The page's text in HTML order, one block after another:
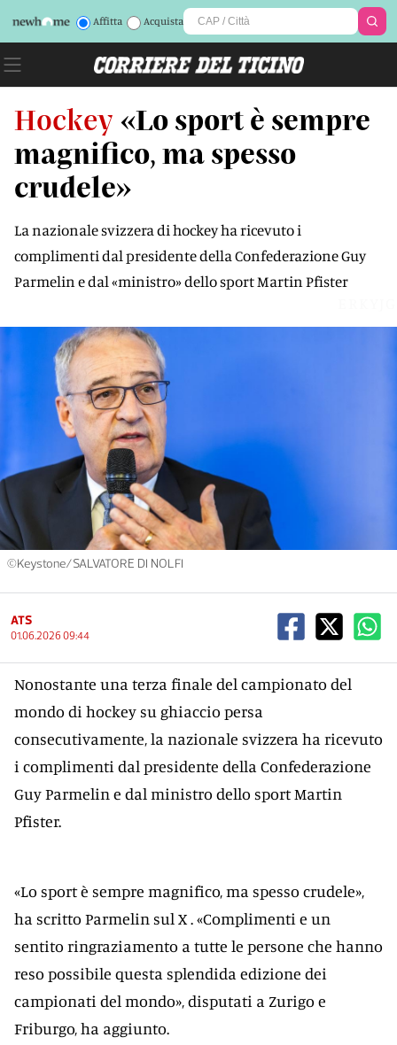
Affitta Acquista
Hockey «Lo sport è sempre
magnifico, ma spesso
crudele»
La nazionale svizzera di hockey ha ricevuto i
complimenti dal presidente della Confederazione Guy
Parmelin e dal «ministro» dello sport Martin Pfister
©Keystone/SALVATORE DI NOLFI
ATS
01.06.2026 09:44
Nonostante una terza finale del campionato del
mondo di hockey su ghiaccio persa
consecutivamente, la nazionale svizzera ha ricevuto
i complimenti dal presidente della Confederazione
Guy Parmelin e dal ministro dello sport Martin
Pfister.
«Lo sport è sempre magnifico, ma spesso crudele»,
ha scritto Parmelin sul X . «Complimenti e un
sentito ringraziamento a tutte le persone che hanno
reso possibile questa splendida edizione dei
campionati del mondo», disputati a Zurigo e
Friburgo, ha aggiunto.